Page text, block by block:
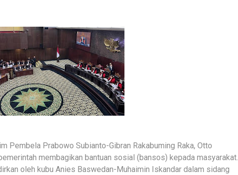
Pembela Prabowo Subianto-Gibran Rakabuming Raka, Otto
membagikan bantuan sosial (bansos) kepada masyarakat.
oleh kubu Anies Baswedan-Muhaimin Iskandar dalam sidang